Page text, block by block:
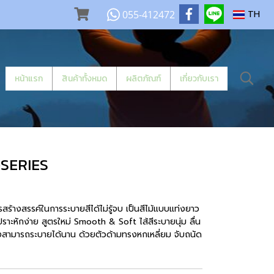
055-412472 TH
หน้าแรก สินค้าทั้งหมด ผลิตภัณฑ์ เกี่ยวกับเรา
างสรรค์ในการระบายสีได้ไม่รู้จบ เป็นสีไม้แบบแท่งยาว
าะหักง่าย สูตรใหม่ Smooth & Soft ไส้สีระบายนุ่ม ลื่น
ารถระบายได้นาน ด้วยตัวด้ามทรงหกเหลี่ยม จับถนัด